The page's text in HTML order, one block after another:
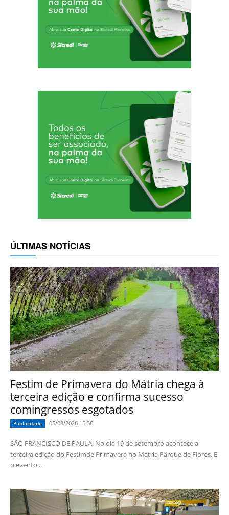
ÚLTIMAS NOTÍCIAS
Festim de Primavera do Mátria chega à
terceira edição e confirma sucesso
comingressos esgotados
Publicidade 05/08/2026 15:36
SÃO FRANCISCO DE PAULA: No dia 19 de setembro acontece a
terceira edição do Festimde Primavera no Mátria Parque de Flores. E
o evento...